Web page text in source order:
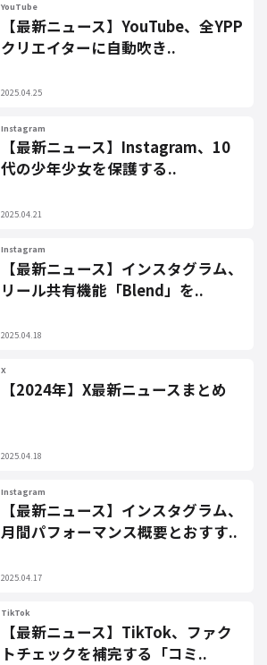
YouTube
【最新ニュース】YouTube、全YPP
クリエイターに自動吹き..
2025.04.25
Instagram
【最新ニュース】Instagram、10
代の少年少女を保護する..
2025.04.21
Instagram
【最新ニュース】インスタグラム、
リール共有機能「Blend」を..
2025.04.18
X
【2024年】X最新ニュースまとめ
2025.04.18
Instagram
【最新ニュース】インスタグラム、
月間パフォーマンス概要とおすす..
2025.04.17
TikTok
【最新ニュース】TikTok、ファク
トチェックを補完する「コミ..